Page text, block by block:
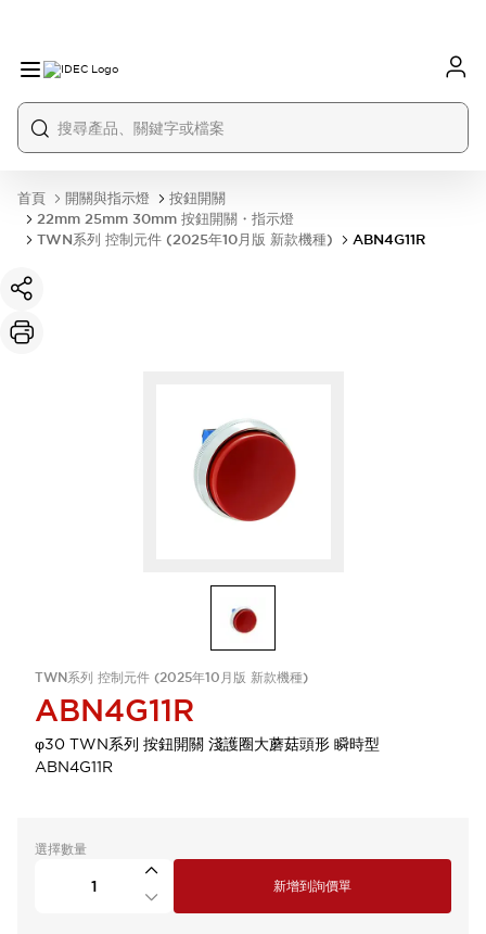
首頁 開關與指示燈
按鈕開關
22mm 25mm 30mm 按鈕開關・指示燈
TWN系列 控制元件 (2025年10月版 新款機種)
ABN4G11R
TWN系列 控制元件 (2025年10月版 新款機種)
ABN4G11R
φ30 TWN系列 按鈕開關 淺護圈大蘑菇頭形 瞬時型
ABN4G11R
選擇數量
新增到詢價單